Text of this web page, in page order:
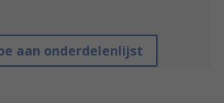
aan onderdelenlijst